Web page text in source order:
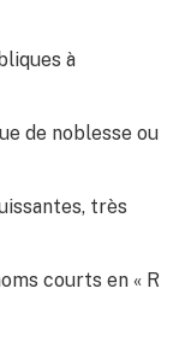
à
de noblesse ou
très
courts en « R